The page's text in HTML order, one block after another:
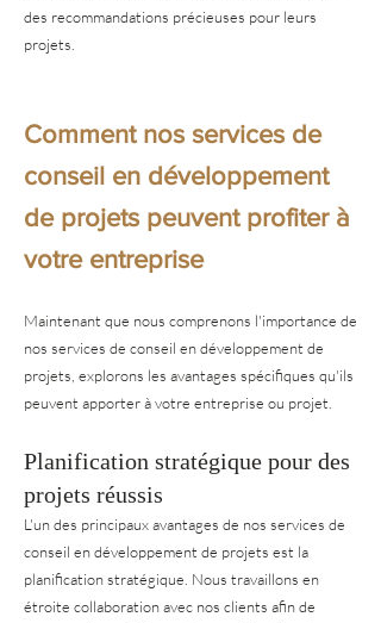
des recommandations précieuses pour leurs
projets.
Comment nos services de
conseil en développement
de projets peuvent profiter à
votre entreprise
Maintenant que nous comprenons l'importance de
nos services de conseil en développement de
projets, explorons les avantages spécifiques qu'ils
peuvent apporter à votre entreprise ou projet.
Planification stratégique pour des
projets réussis
L'un des principaux avantages de nos services de
conseil en développement de projets est la
planification stratégique. Nous travaillons en
étroite collaboration avec nos clients afin de